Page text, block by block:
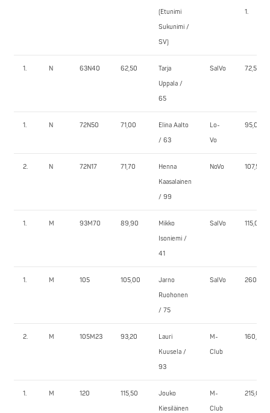
(Etunimi
Sukunimi /
SV)
1.
1. N 63N40 62,50
Tarja
Uppala /
65
SalVo 72,5
1. N 72N50 71,00
Elina Aalto
/ 63
Lo-
Vo
95,0
2. N 72N17 71,70
Henna
Kaasalainen
/ 99
NoVo 107,5
1. M 93M70 89,90
Mikko
Isoniemi /
41
SalVo 115,0
1. M 105 105,00
Jarno
Ruohonen
/ 75
SalVo 260,0
2. M 105M23 93,20
Lauri
Kuusela /
93
M-
Club
160,0
1. M 120 115,50
Jouko
Kiesiläinen
M-
Club
215,0